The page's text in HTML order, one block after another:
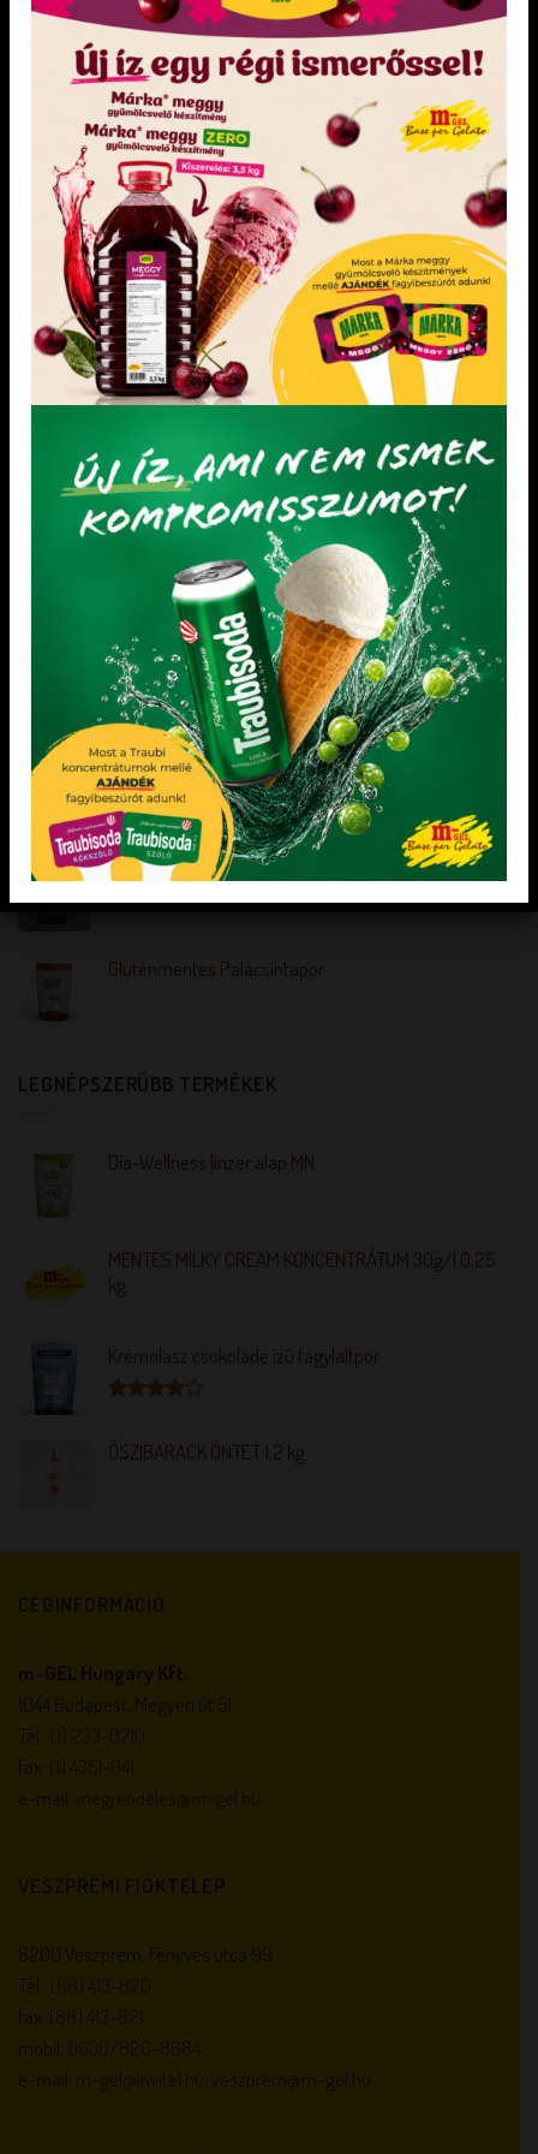
édesítőszerekkel
AKCIÓS TERMÉKEK
TORTAKARIKA 28x6-OS 1 db
PaleOK Mangó elixír szósz 2 kg
Papír tégely 1,75 dl gyümölcsös minta 50 db /
csomag
ANANÁSZ FAGYLALTPOR 2,05 kg
KIEMELT TERMÉKEK
Dia-Wellness Bejgli Mix
Dia-Wellness Sütőliszt
Paleolit Bejgli mix
Gluténmentes Palacsintapor
LEGNÉPSZERŰBB TERMÉKEK
Dia-Wellness linzer alap MN
MENTES MILKY CREAM KONCENTRÁTUM 30g/l 0,25
kg
Krémolasz csokoládé ízű fagylaltpor
ŐSZIBARACK ÖNTET 1,2 kg
CÉGINFORMÁCIÓ
m-GEL Hungary Kft.
1044 Budapest, Megyeri út 51.
Tel.:
fax:
e-mail:
VESZPRÉMI FIÓKTELEP
8200 Veszprém, Fenyves utca 99.
Tel.:
fax:
mobil:
e-mail: